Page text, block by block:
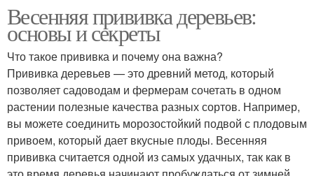
Весенняя прививка деревьев:
основы и секреты
Что такое прививка и почему она важна?
Прививка деревьев — это древний метод, который
позволяет садоводам и фермерам сочетать в одном
растении полезные качества разных сортов. Например,
вы можете соединить морозостойкий подвой с плодовым
привоем, который дает вкусные плоды. Весенняя
прививка считается одной из самых удачных, так как в